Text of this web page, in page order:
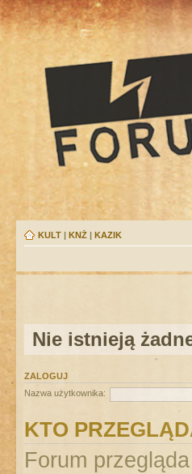
KULT | KNŻ | KAZIK
Nie istnieją
ZALOGUJ
Nazwa użytkownika:
KTO
Forum przegląda